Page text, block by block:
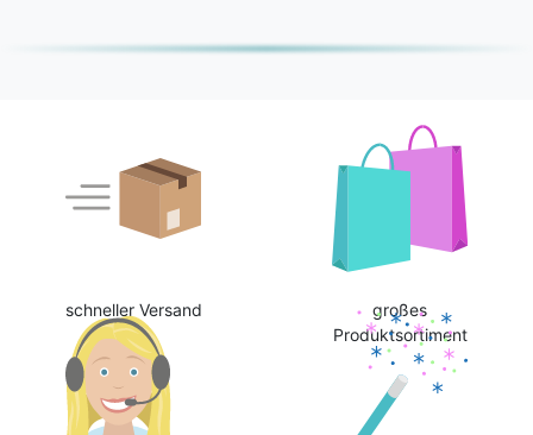
schneller Versand
großes
Produktsortiment